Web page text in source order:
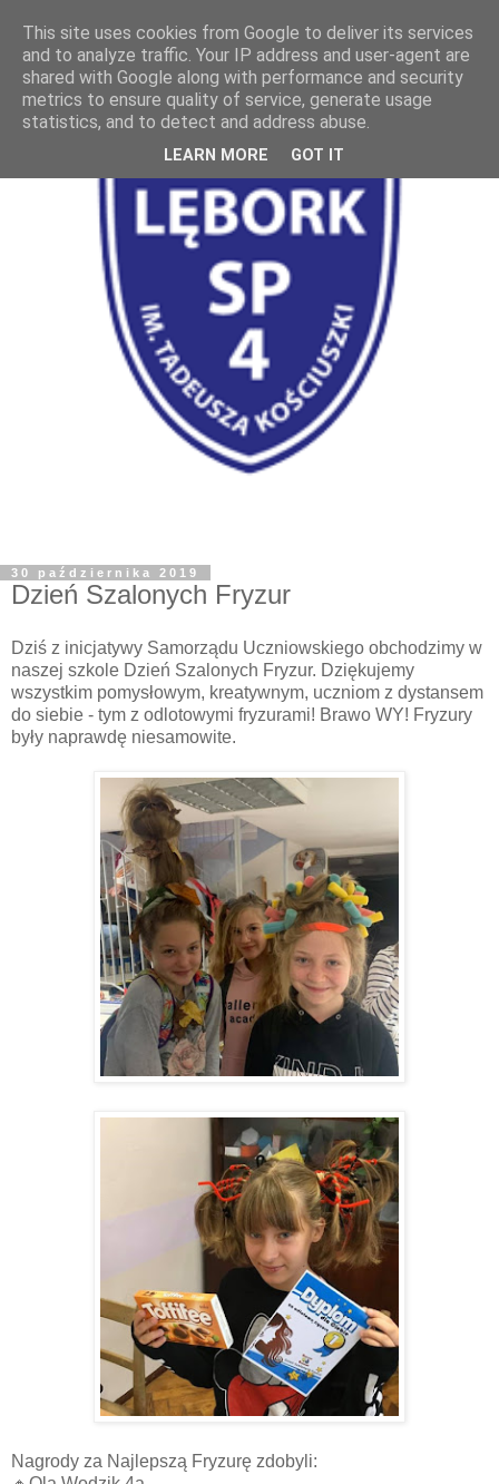
30 października 2019
Dzień Szalonych Fryzur
Dziś z inicjatywy Samorządu Uczniowskiego obchodzimy w
naszej szkole Dzień Szalonych Fryzur. Dziękujemy
wszystkim pomysłowym, kreatywnym, uczniom z dystansem
do siebie - tym z odlotowymi fryzurami! Brawo WY! Fryzury
były naprawdę niesamowite.
Nagrody za Najlepszą Fryzurę zdobyli:
This site uses cookies from Google to deliver its services
and to analyze traffic. Your IP address and user-agent are
shared with Google along with performance and security
metrics to ensure quality of service, generate usage
statistics, and to detect and address abuse.
LEARN MORE GOT IT